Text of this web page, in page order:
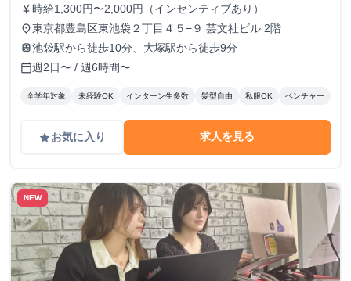
currency_yen 時給1,300円〜2,000円（インセンティブあり）
place東京都豊島区東池袋２丁目４５−９ 芸文社ビル 2階
train池袋駅から徒歩10分、大塚駅から徒歩9分
calendar_today週2日〜 / 週6時間〜
全学年対象 未経験OK インターン生多数 髪型自由 私服OK ベンチャー
gradeお気に入り 求人を見る
NEW